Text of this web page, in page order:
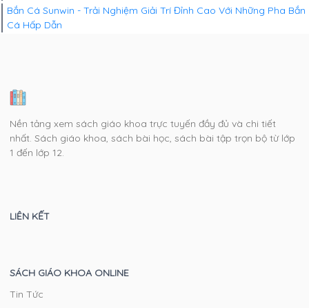
Bắn Cá Sunwin - Trải Nghiệm Giải Trí Đỉnh Cao Với Những Pha Bắn
Cá Hấp Dẫn
Nền tảng xem sách giáo khoa trực tuyến đầy đủ và chi tiết
nhất. Sách giáo khoa, sách bài học, sách bài tập trọn bộ từ lớp
1 đến lớp 12.
LIÊN KẾT
SÁCH GIÁO KHOA ONLINE
Tin Tức